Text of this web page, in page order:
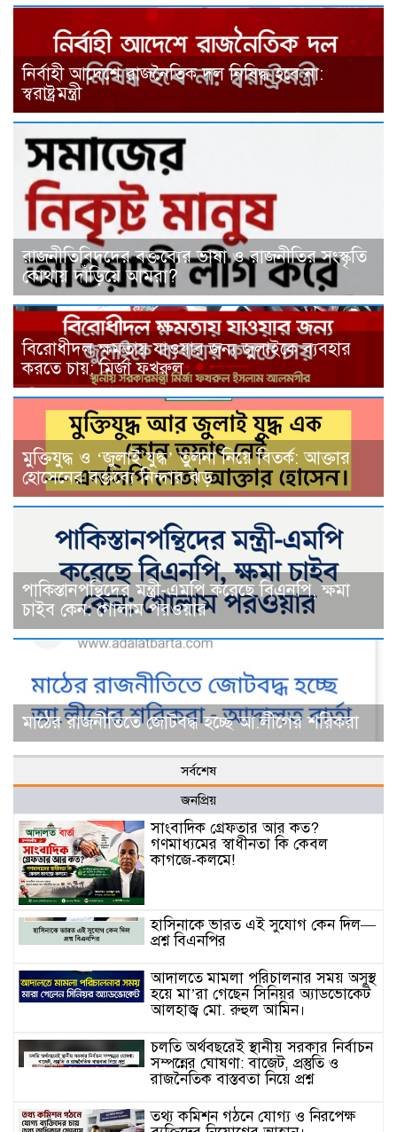
নির্বাহী আদেশে রাজনৈতিক দল নিষিদ্ধ হবে না:
স্বরাষ্ট্রমন্ত্রী
রাজনীতিবিদদের বক্তব্যের ভাষা ও রাজনীতির সংস্কৃতি
কোথায় দাঁড়িয়ে আমরা?
বিরোধীদল ক্ষমতায় যাওয়ার জন্য জুলাইকে ব্যবহার
করতে চায়: মির্জা ফখরুল
মুক্তিযুদ্ধ ও ‘জুলাই যুদ্ধ’ তুলনা নিয়ে বিতর্ক: আক্তার
হোসেনের বক্তব্যে নিন্দার ঝড়
পাকিস্তানপন্থিদের মন্ত্রী-এমপি করেছে বিএনপি, ক্ষমা
চাইব কেন: গোলাম পরওয়ার
মাঠের রাজনীতিতে জোটবদ্ধ হচ্ছে আ.লীগের শরিকরা
সর্বশেষ
জনপ্রিয়
সাংবাদিক গ্রেফতার আর কত?
গণমাধ্যমের স্বাধীনতা কি কেবল
কাগজে-কলমে!
হাসিনাকে ভারত এই সুযোগ কেন দিল—
প্রশ্ন বিএনপির
আদালতে মামলা পরিচালনার সময় অসুস্থ
হয়ে মা’রা গেছেন সিনিয়র অ্যাডভোকেট
আলহাজ্ব মো. রুহুল আমিন।
চলতি অর্থবছরেই স্থানীয় সরকার নির্বাচন
সম্পন্নের ঘোষণা: বাজেট, প্রস্তুতি ও
রাজনৈতিক বাস্তবতা নিয়ে প্রশ্ন
তথ্য কমিশন গঠনে যোগ্য ও নিরপেক্ষ